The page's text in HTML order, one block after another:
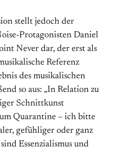
stellt jedoch der
Protagonisten Daniel
Never dar, der erst als
Referenz
des musikalischen
so aus: „In Relation zu
Schnitt­kunst
Quarantine – ich bitte
gefühliger oder ganz
Essenzialismus und